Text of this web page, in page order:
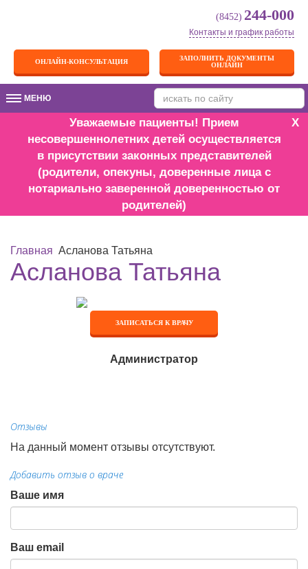
(8452) 244-000
Контакты и график работы
ОНЛАЙН-КОНСУЛЬТАЦИЯ
ЗАПОЛНИТЬ ДОКУМЕНТЫ
ОНЛАЙН
МЕНЮМЕНЮ
X
Уважаемые пациенты! Прием
несовершеннолетних детей осуществляется
в присутствии законных представителей
(родители, опекуны, доверенные лица с
нотариально заверенной доверенностью от
родителей)
Главная Асланова Татьяна
Асланова Татьяна
ЗАПИСАТЬСЯ К ВРАЧУ
Администратор
Отзывы
На данный момент отзывы отсутствуют.
Добавить отзыв о враче
Ваше имя
Ваш email